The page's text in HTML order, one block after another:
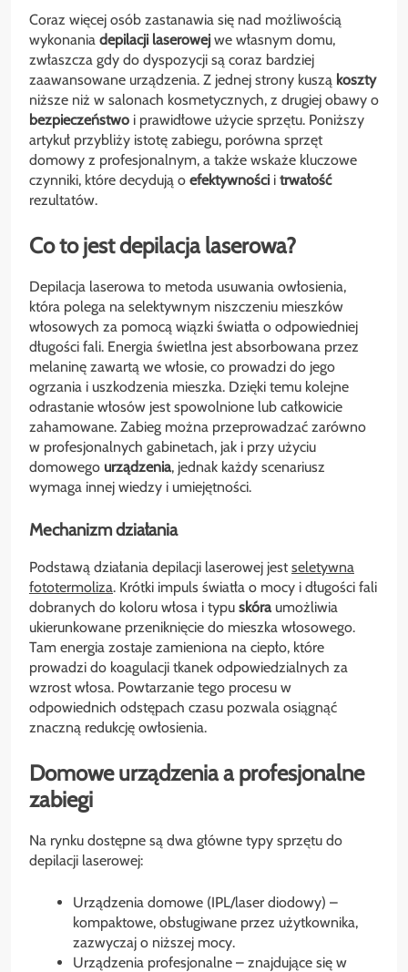
Coraz więcej osób zastanawia się nad możliwością
wykonania depilacji laserowej we własnym domu,
zwłaszcza gdy do dyspozycji są coraz bardziej
zaawansowane urządzenia. Z jednej strony kuszą koszty
niższe niż w salonach kosmetycznych, z drugiej obawy o
bezpieczeństwo i prawidłowe użycie sprzętu. Poniższy
artykuł przybliży istotę zabiegu, porówna sprzęt
domowy z profesjonalnym, a także wskaże kluczowe
czynniki, które decydują o efektywności i trwałość
rezultatów.
Co to jest depilacja laserowa?
Depilacja laserowa to metoda usuwania owłosienia,
która polega na selektywnym niszczeniu mieszków
włosowych za pomocą wiązki światła o odpowiedniej
długości fali. Energia świetlna jest absorbowana przez
melaninę zawartą we włosie, co prowadzi do jego
ogrzania i uszkodzenia mieszka. Dzięki temu kolejne
odrastanie włosów jest spowolnione lub całkowicie
zahamowane. Zabieg można przeprowadzać zarówno
w profesjonalnych gabinetach, jak i przy użyciu
domowego urządzenia, jednak każdy scenariusz
wymaga innej wiedzy i umiejętności.
Mechanizm działania
Podstawą działania depilacji laserowej jest seletywna
fototermoliza. Krótki impuls światła o mocy i długości fali
dobranych do koloru włosa i typu skóraumożliwia
ukierunkowane przeniknięcie do mieszka włosowego.
Tam energia zostaje zamieniona na ciepło, które
prowadzi do koagulacji tkanek odpowiedzialnych za
wzrost włosa. Powtarzanie tego procesu w
odpowiednich odstępach czasu pozwala osiągnąć
znaczną redukcję owłosienia.
Domowe urządzenia a profesjonalne
zabiegi
Na rynku dostępne są dwa główne typy sprzętu do
depilacji laserowej:
Urządzenia domowe (IPL/laser diodowy) –
kompaktowe, obsługiwane przez użytkownika,
zazwyczaj o niższej mocy.
Urządzenia profesjonalne – znajdujące się w